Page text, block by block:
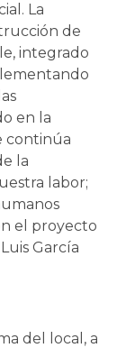
La
de
integrado
en la
continúa
la
labor;
el proyecto
García
del local, a